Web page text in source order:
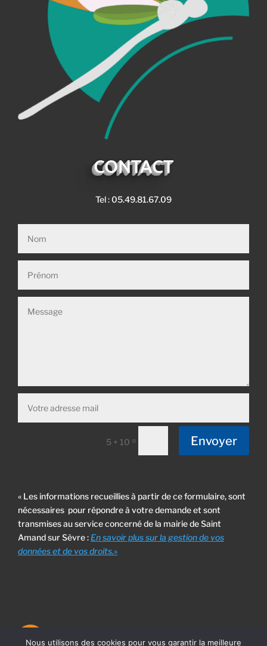
CONTACT
Tel : 05.49.81.67.09
5 + 10 = Envoyer
« Les informations recueillies à partir de ce formulaire, sont
nécessaires pour répondre à votre demande et sont
transmises au service concerné de la mairie de Saint
Amand sur Sèvre : En savoir plus sur la gestion de vos
données et de vos droits.»
Nous utilisons des cookies pour vous garantir la meilleure